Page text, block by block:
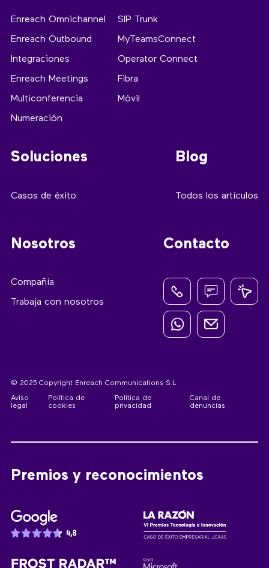
Enreach Omnichannel
Enreach Outbound
Integraciones
Enreach Meetings
Multiconferencia
Numeración
SIP Trunk
MyTeamsConnect
Operator Connect
Fibra
Móvil
Soluciones
Casos de éxito
Blog
Todos los artículos
Nosotros
Compañía
Trabaja con nosotros
Contacto
© 2025 Copyright Enreach Communications S.L
Aviso
legal
Política de
cookies
Política de
privacidad
Canal de
denuncias
Premios y reconocimientos